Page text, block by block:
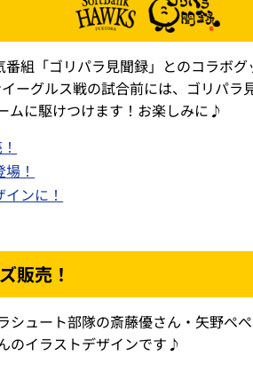
組「ゴリパラ見聞録」とのコラボグ
ーグルス戦の試合前には、ゴリパ
ムに駆けつけます！お楽しみに♪
！
ンに！
販売！
シュート部隊の斎藤優さん・矢野ぺ
のイラストデザインです♪